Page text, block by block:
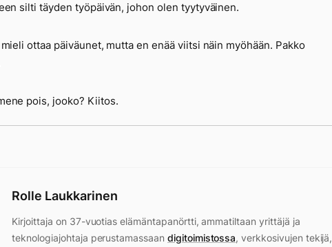
silti täyden työpäivän, johon olen tyytyväinen.
ottaa päiväunet, mutta en enää viitsi näin myöhään. Pakko
pois, jooko? Kiitos.
Rolle Laukkarinen
Kirjoittaja on 37-vuotias elämäntapanörtti, ammatiltaan yrittäjä ja
teknologiajohtaja perustamassaan digitoimistossa, verkkosivujen tekijä,